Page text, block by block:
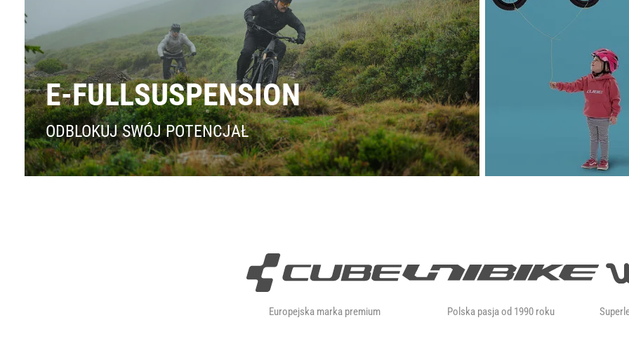
E-FULLSUSPENSION
ODBLOKUJ SWÓJ POTENCJAŁ
Europejska marka premium Polska pasja od 1990 roku